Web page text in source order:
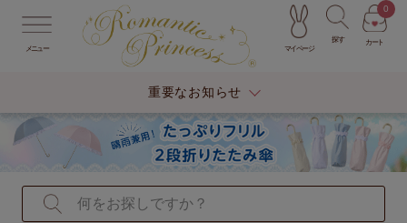
メニュー マイページ
探す カート
0
重要なお知らせ